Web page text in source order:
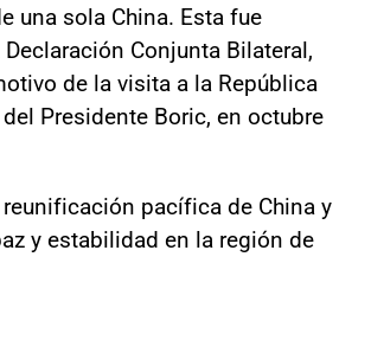
una sola China. Esta fue
Conjunta Bilateral,
de la visita a la República
Presidente Boric, en octubre
pacífica de China y
y estabilidad en la región de